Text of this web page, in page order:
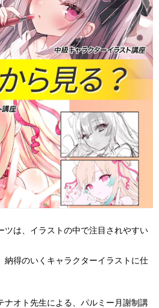
ツは、イラストの中で注目されやすい
納得のいくキャラクターイラストに仕
ナオト先生による、パルミー月謝制講